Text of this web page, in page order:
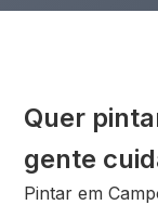
Quer
gente
Pintar em